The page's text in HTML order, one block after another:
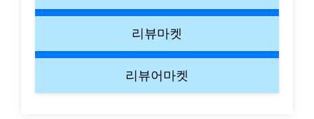
리뷰마켓
리뷰어마켓